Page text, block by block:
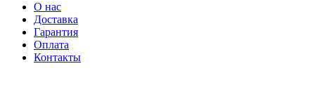
О нас
Доставка
Гарантия
Оплата
Контакты